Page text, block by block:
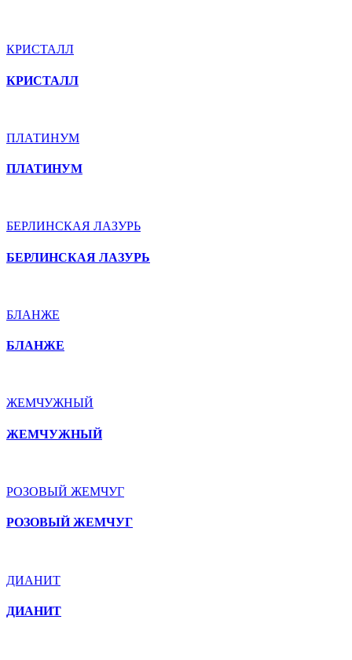
КРИСТАЛЛ
КРИСТАЛЛ
ПЛАТИНУМ
ПЛАТИНУМ
БЕРЛИНСКАЯ ЛАЗУРЬ
БЕРЛИНСКАЯ ЛАЗУРЬ
БЛАНЖЕ
БЛАНЖЕ
ЖЕМЧУЖНЫЙ
ЖЕМЧУЖНЫЙ
РОЗОВЫЙ ЖЕМЧУГ
РОЗОВЫЙ ЖЕМЧУГ
ДИАНИТ
ДИАНИТ